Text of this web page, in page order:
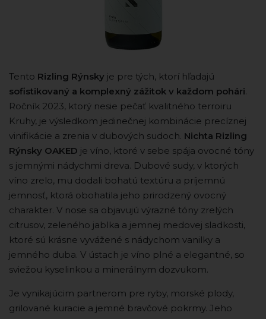
Tento Rizling Rýnsky je pre tých, ktorí hľadajú
sofistikovaný a komplexný zážitok v každom pohári.
Ročník 2023, ktorý nesie pečať kvalitného terroiru
Kruhy, je výsledkom jedinečnej kombinácie precíznej
vinifikácie a zrenia v dubových sudoch. Nichta Rizling
Rýnsky OAKED je víno, ktoré v sebe spája ovocné tóny
s jemnými nádychmi dreva. Dubové sudy, v ktorých
víno zrelo, mu dodali bohatú textúru a príjemnú
jemnosť, ktorá obohatila jeho prirodzený ovocný
charakter. V nose sa objavujú výrazné tóny zrelých
citrusov, zeleného jablka a jemnej medovej sladkosti,
ktoré sú krásne vyvážené s nádychom vanilky a
jemného duba. V ústach je víno plné a elegantné, so
sviežou kyselinkou a minerálnym dozvukom.
Je vynikajúcim partnerom pre ryby, morské plody,
grilované kuracie a jemné bravčové pokrmy. Jeho